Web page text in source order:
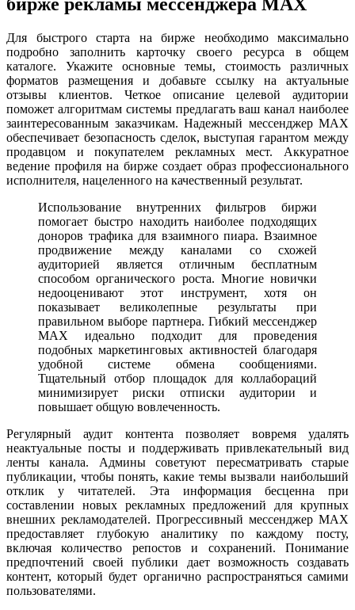
бирже рекламы мессенджера MAX
Для быстрого старта на бирже необходимо максимально
подробно заполнить карточку своего ресурса в общем
каталоге. Укажите основные темы, стоимость различных
форматов размещения и добавьте ссылку на актуальные
отзывы клиентов. Четкое описание целевой аудитории
поможет алгоритмам системы предлагать ваш канал наиболее
заинтересованным заказчикам. Надежный мессенджер MAX
обеспечивает безопасность сделок, выступая гарантом между
продавцом и покупателем рекламных мест. Аккуратное
ведение профиля на бирже создает образ профессионального
исполнителя, нацеленного на качественный результат.
Использование внутренних фильтров биржи
помогает быстро находить наиболее подходящих
доноров трафика для взаимного пиара. Взаимное
продвижение между каналами со схожей
аудиторией является отличным бесплатным
способом органического роста. Многие новички
недооценивают этот инструмент, хотя он
показывает великолепные результаты при
правильном выборе партнера. Гибкий мессенджер
MAX идеально подходит для проведения
подобных маркетинговых активностей благодаря
удобной системе обмена сообщениями.
Тщательный отбор площадок для коллабораций
минимизирует риски отписки аудитории и
повышает общую вовлеченность.
Регулярный аудит контента позволяет вовремя удалять
неактуальные посты и поддерживать привлекательный вид
ленты канала. Админы советуют пересматривать старые
публикации, чтобы понять, какие темы вызвали наибольший
отклик у читателей. Эта информация бесценна при
составлении новых рекламных предложений для крупных
внешних рекламодателей. Прогрессивный мессенджер MAX
предоставляет глубокую аналитику по каждому посту,
включая количество репостов и сохранений. Понимание
предпочтений своей публики дает возможность создавать
контент, который будет органично распространяться самими
пользователями.